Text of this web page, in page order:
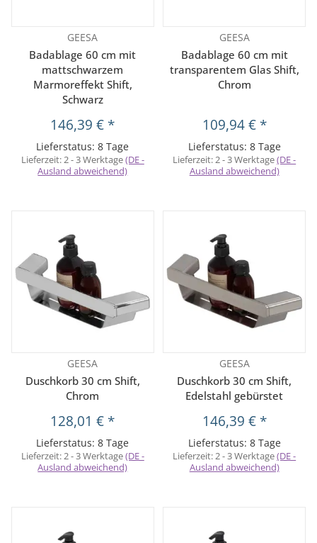
GEESA
Badablage 60 cm mit
mattschwarzem
Marmoreffekt Shift,
Schwarz
146,39 € *
Lieferstatus: 8 Tage
Lieferzeit:2 - 3 Werktage(DE -
Ausland abweichend)
GEESA
Badablage 60 cm mit
transparentem Glas Shift,
Chrom
109,94 € *
Lieferstatus: 8 Tage
Lieferzeit:2 - 3 Werktage(DE -
Ausland abweichend)
GEESA
Duschkorb 30 cm Shift,
Chrom
128,01 € *
Lieferstatus: 8 Tage
Lieferzeit:2 - 3 Werktage(DE -
Ausland abweichend)
GEESA
Duschkorb 30 cm Shift,
Edelstahl gebürstet
146,39 € *
Lieferstatus: 8 Tage
Lieferzeit:2 - 3 Werktage(DE -
Ausland abweichend)